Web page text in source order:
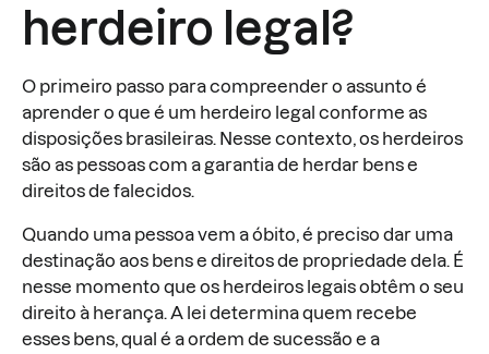
herdeiro legal?
O primeiro passo para compreender o assunto é
aprender o que é um herdeiro legal conforme as
disposições brasileiras. Nesse contexto, os herdeiros
são as pessoas com a garantia de herdar bens e
direitos de falecidos.
Quando uma pessoa vem a óbito, é preciso dar uma
destinação aos bens e direitos de propriedade dela. É
nesse momento que os herdeiros legais obtêm o seu
direito à herança. A lei determina quem recebe
esses bens, qual é a ordem de sucessão e a